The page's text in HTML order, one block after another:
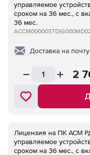
управляемое
сроком на 36 мес., с
36 мес.
Доставка на
2
Лицензия на ПК ACM
управляемое
сроком на 36 мес., с